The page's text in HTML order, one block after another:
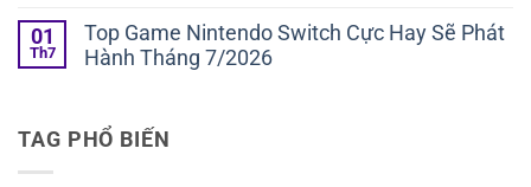
chơi
nhất
trên
Sẽ
Phát
Hành
dẫn
cài
đặt
giao
diện
có
bình
luận
Sony
sẽ
01
Th7
Top Game Nintendo Switch Cực Hay Sẽ Phát
Hành Tháng 7/2026
luận
TAG PHỔ BIẾN